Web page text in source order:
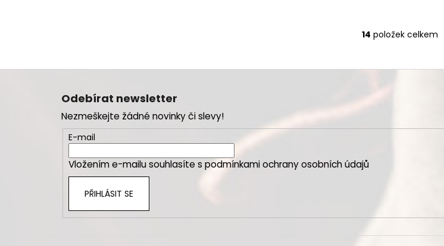
O
l
í
ý
p
14 položek celkem
Odebírat newsletter
Nezmeškejte žádné novinky či slevy!
E-mail
Vložením e-mailu souhlasíte s podmínkami ochrany osobních údajů
PŘIHLÁSIT SE